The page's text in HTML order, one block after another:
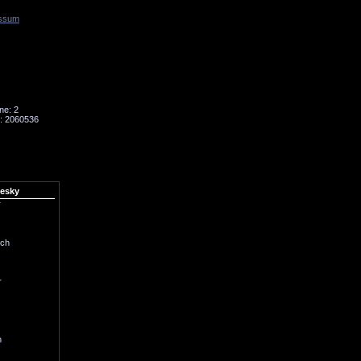
2
2060536